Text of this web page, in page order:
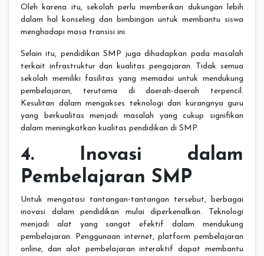
Oleh karena itu, sekolah perlu memberikan dukungan lebih
dalam hal konseling dan bimbingan untuk membantu siswa
menghadapi masa transisi ini.
Selain itu, pendidikan SMP juga dihadapkan pada masalah
terkait infrastruktur dan kualitas pengajaran. Tidak semua
sekolah memiliki fasilitas yang memadai untuk mendukung
pembelajaran, terutama di daerah-daerah terpencil.
Kesulitan dalam mengakses teknologi dan kurangnya guru
yang berkualitas menjadi masalah yang cukup signifikan
dalam meningkatkan kualitas pendidikan di SMP.
4. Inovasi dalam
Pembelajaran SMP
Untuk mengatasi tantangan-tantangan tersebut, berbagai
inovasi dalam pendidikan mulai diperkenalkan. Teknologi
menjadi alat yang sangat efektif dalam mendukung
pembelajaran. Penggunaan internet, platform pembelajaran
online, dan alat pembelajaran interaktif dapat membantu